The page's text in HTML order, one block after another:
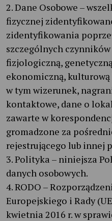
2. Dane Osobowe –
fizycznej
zidentyfikowania
szczególnych
fizjologiczną,
ekonomiczną, kulturową
w tym wizerunek,
kontaktowe, dane o
zawarte w
gromadzone za
rejestrującego lub innej
3. Polityka – niniejsza
danych osobowych.
4. RODO –
Europejskiego i Rady
kwietnia 2016 r. w